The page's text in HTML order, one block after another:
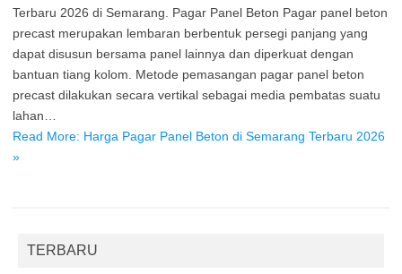
Terbaru 2026 di Semarang. Pagar Panel Beton Pagar panel beton
precast merupakan lembaran berbentuk persegi panjang yang
dapat disusun bersama panel lainnya dan diperkuat dengan
bantuan tiang kolom. Metode pemasangan pagar panel beton
precast dilakukan secara vertikal sebagai media pembatas suatu
lahan…
Read More: Harga Pagar Panel Beton di Semarang Terbaru 2026
»
TERBARU